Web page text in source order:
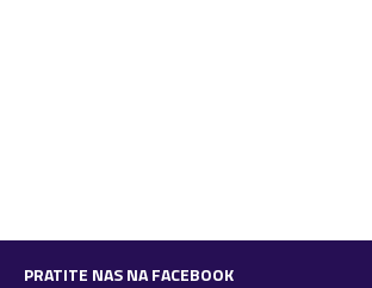
PRATITE NAS NA FACEBOOK